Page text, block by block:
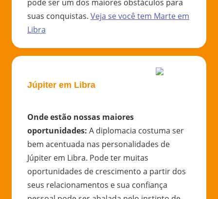
pode ser um dos maiores obstáculos para
suas conquistas. Veja se você tem Marte em
Libra
Júpiter em Libra
Onde estão nossas maiores
oportunidades: A diplomacia costuma ser
bem acentuada nas personalidades de
Júpiter em Libra. Pode ter muitas
oportunidades de crescimento a partir dos
seus relacionamentos e sua confiança